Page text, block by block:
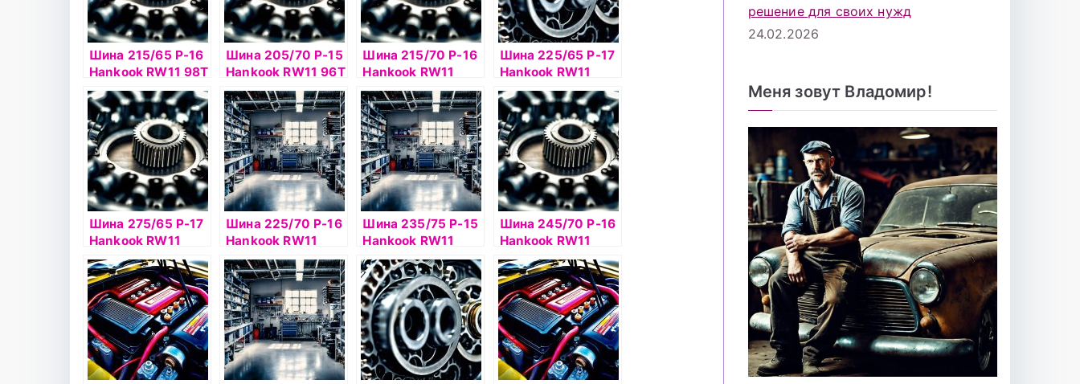
Шина 215/65 Р-16
Hankook RW11 98Т
б/к шип
Шина 205/70 Р-15
Hankook RW11 96Т
б/к шип
Шина 215/70 Р-16
Hankook RW11
100T б/к шип
Шина 225/65 Р-17
Hankook RW11
102T TL шип
Шина 275/65 Р-17
Hankook RW11
115Т шип
Шина 225/70 Р-16
Hankook RW11
103T шип
Шина 235/75 Р-15
Hankook RW11
105T
Шина 245/70 Р-16
Hankook RW11
107Т шип
решение для своих нужд
24.02.2026
Меня зовут Владомир!